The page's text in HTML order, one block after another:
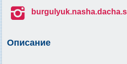

Описание